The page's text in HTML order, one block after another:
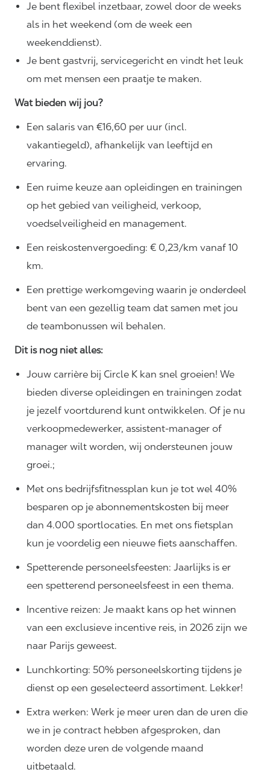
Je bent flexibel inzetbaar, zowel door de weeks
als in het weekend (om de week een
weekenddienst).
Je bent gastvrij, servicegericht en vindt het leuk
om met mensen een praatje te maken.
Wat bieden wij jou?
Een salaris van €16,60 per uur (incl.
vakantiegeld), afhankelijk van leeftijd en
ervaring.
Een ruime keuze aan opleidingen en trainingen
op het gebied van veiligheid, verkoop,
voedselveiligheid en management.
Een reiskostenvergoeding: € 0,23/km vanaf 10
km.
Een prettige werkomgeving waarin je onderdeel
bent van een gezellig team dat samen met jou
de teambonussen wil behalen.
Dit is nog niet alles:
Jouw carrière bij Circle K kan snel groeien! We
bieden diverse opleidingen en trainingen zodat
je jezelf voortdurend kunt ontwikkelen. Of je nu
verkoopmedewerker, assistent-manager of
manager wilt worden, wij ondersteunen jouw
groei.;
Met ons bedrijfsfitnessplan kun je tot wel 40%
besparen op je abonnementskosten bij meer
dan 4.000 sportlocaties. En met ons fietsplan
kun je voordelig een nieuwe fiets aanschaffen.
Spetterende personeelsfeesten: Jaarlijks is er
een spetterend personeelsfeest in een thema.
Incentive reizen: Je maakt kans op het winnen
van een exclusieve incentive reis, in 2026 zijn we
naar Parijs geweest.
Lunchkorting: 50% personeelskorting tijdens je
dienst op een geselecteerd assortiment. Lekker!
Extra werken: Werk je meer uren dan de uren die
we in je contract hebben afgesproken, dan
worden deze uren de volgende maand
uitbetaald.